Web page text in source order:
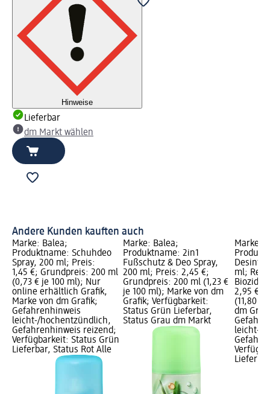
Hinweise
Lieferbar
dm Markt wählen
Andere Kunden kauften auch
Marke: Balea;
Produktname: Schuhdeo
Spray, 200 ml; Preis:
1,45 €; Grundpreis: 200 ml
(0,73 € je 100 ml); Nur
online erhältlich Grafik,
Marke von dm Grafik;
Gefahrenhinweis
leicht-/hochentzündlich,
Gefahrenhinweis reizend;
Verfügbarkeit: Status Grün
Lieferbar, Status Rot Alle
Marke: Balea;
Produktname: 2in1
Fußschutz & Deo Spray,
200 ml; Preis: 2,45 €;
Grundpreis: 200 ml (1,23 €
je 100 ml); Marke von dm
Grafik; Verfügbarkeit:
Status Grün Lieferbar,
Status Grau dm Markt
Marke:
ml;
2,95 €;
(11,80 €
dm
leicht-/